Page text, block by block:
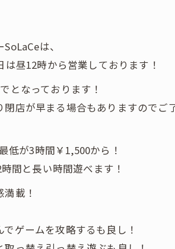
は、
昼12時から営業しております！
となっております！
閉店が早まる場合もありますのでご
低が3時間￥1,500から！
間と長い時間遊べます！
載！
ゲームを攻略するも良し！